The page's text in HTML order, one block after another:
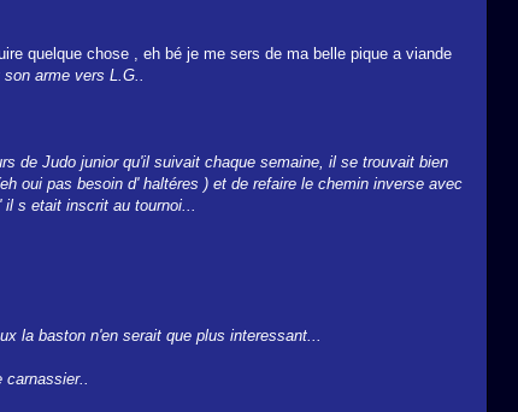
quelque chose , eh bé je me sers de ma belle pique a viande
arme vers L.G..
de Judo junior qu'il suivait chaque semaine, il se trouvait bien
oui pas besoin d' haltéres ) et de refaire le chemin inverse avec
s etait inscrit au tournoi...
la baston n'en serait que plus interessant...
carnassier..